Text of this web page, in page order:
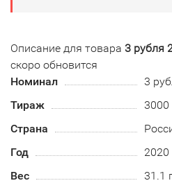
Описание для товара 3 рубля
скоро обновится
Номинал
3
Тираж
3000
Страна
Год
2020
Вес
31.1